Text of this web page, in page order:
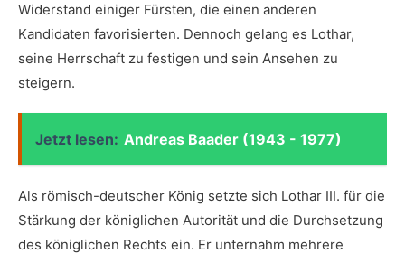
Widerstand einiger Fürsten, die einen anderen
Kandidaten favorisierten. ⁣Dennoch gelang es Lothar,
seine Herrschaft zu ‌festigen und sein Ansehen zu
steigern.
Jetzt lesen: Andreas Baader (1943 - 1977)
Als römisch-deutscher König setzte sich Lothar III. für die
Stärkung ​der königlichen Autorität​ und die Durchsetzung
des ⁤königlichen Rechts ein. Er ⁢unternahm mehrere